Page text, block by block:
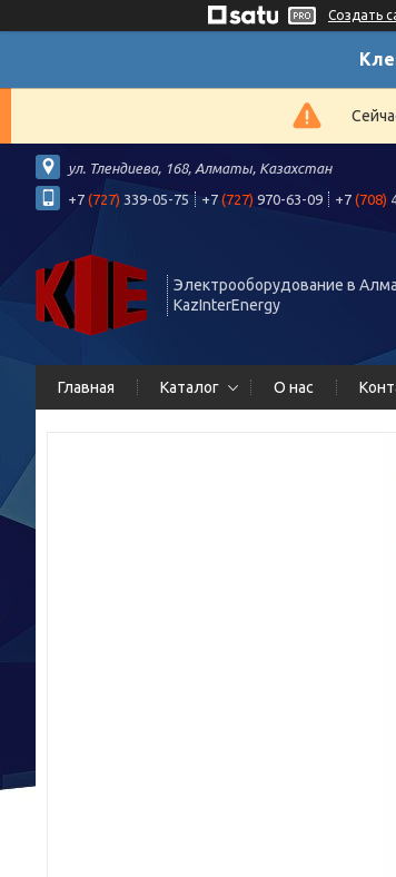
Создать
ул. Тлендиева, 168, Алматы, Казахстан
+7 (727) 339-05-75 +7 (727) 970-63-09 +7 (708)
Электрооборудование в
KazInterEnergy
Главная Каталог О нас